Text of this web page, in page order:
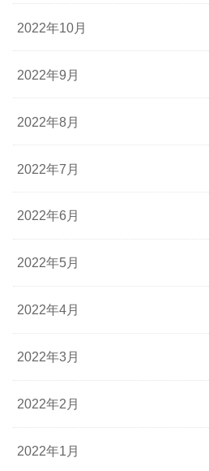
2022年10月
2022年9月
2022年8月
2022年7月
2022年6月
2022年5月
2022年4月
2022年3月
2022年2月
2022年1月